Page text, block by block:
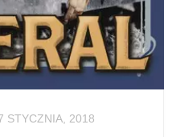
STYCZNIA, 2018